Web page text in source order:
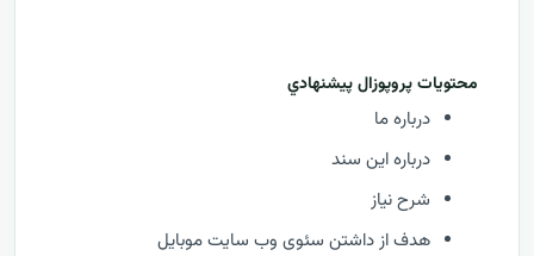
محتويات پروپوزال پيشنهادي
درباره ما
درباره این سند
شرح نیاز
هدف از داشتن سئوی وب سایت موبایل